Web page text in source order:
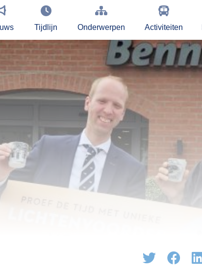
Tijdlijn Onderwerpen Activiteiten